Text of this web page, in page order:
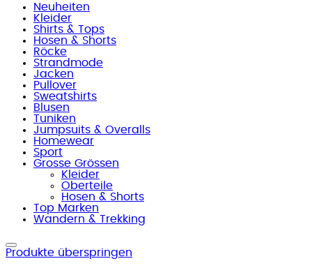
Neuheiten
Kleider
Shirts & Tops
Hosen & Shorts
Röcke
Strandmode
Jacken
Pullover
Sweatshirts
Blusen
Tuniken
Jumpsuits & Overalls
Homewear
Sport
Grosse Grössen
Kleider
Oberteile
Hosen & Shorts
Top Marken
Wandern & Trekking
Produkte überspringen